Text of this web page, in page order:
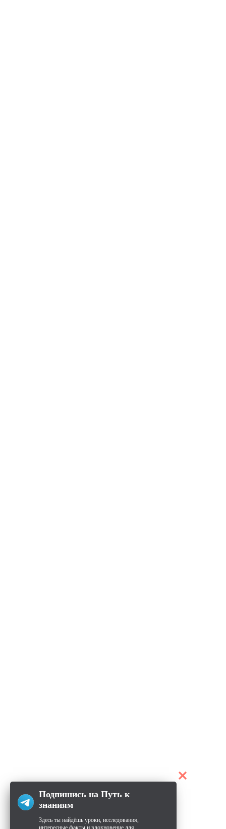
Подпишись на Путь к
знаниям
Здесь ты найдёшь уроки, исследования,
интересные факты и вдохновение для